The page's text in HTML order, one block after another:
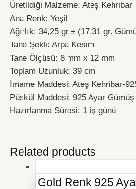
Üretildiği Malzeme: Ateş Kehribar
Ana Renk: Yeşil
Ağırlık: 34,25 gr ± (17,31 gr.
Tane Şekli: Arpa Kesim
Tane Ölçüsü: 8 mm x 12 mm
Toplam Uzunluk: 39 cm
İmame Maddesi: Ateş Kehribar-
Püskül Maddesi: 925 Ayar Gümüş
Hazırlanma Süresi: 1 iş günü
Related products
Gold Renk 925